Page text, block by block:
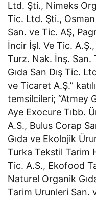
Ltd. Şti., Nimeks
Tic. Ltd. Şti.,
San. ve Tic. AŞ,
İncir İşl. Ve Tic. A.Ş.,
Turz. Nak. İnş. San.
Gıda San Dış Tic.
ve Ticaret A.Ş.”
temsilcileri; “Atmey
Aye Exocure Tıbb.
A.S., Bulus Corap
Gıda ve Ekolojik
Turka Tekstil Tarim
Tic. A.S., Ekofood
Naturel Organik
Tarim Urunleri San.